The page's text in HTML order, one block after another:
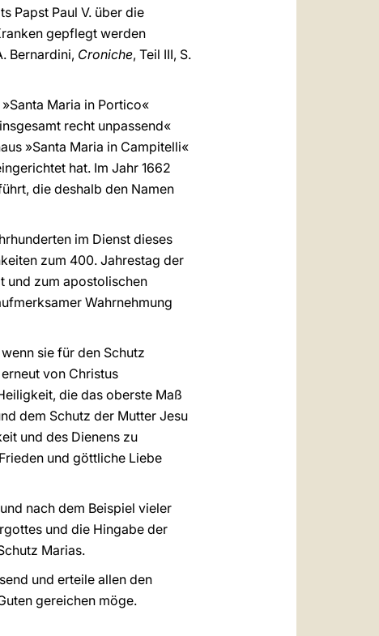
Papst Paul V. über die
gepflegt werden
Bernardini, Croniche, Teil III, S.
Maria in Portico«
recht unpassend«
»Santa Maria in Campitelli«
hat. Im Jahr 1662
die deshalb den Namen
im Dienst dieses
zum 400. Jahrestag der
und zum apostolischen
Wahrnehmung
sie für den Schutz
von Christus
die das oberste Maß
dem Schutz der Mutter Jesu
und des Dienens zu
und göttliche Liebe
nach dem Beispiel vieler
und die Hingabe der
Marias.
und erteile allen den
gereichen möge.